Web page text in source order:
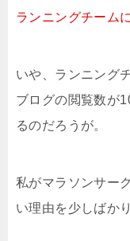
ランニングチーム
いや、ランニング
ブログの閲覧数が
るのだろうが。
私がマラソンサー
い理由を少しばか